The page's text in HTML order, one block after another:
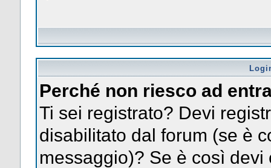
Perché non riesco ad
Ti sei registrato? Devi
disabilitato dal forum (se è
messaggio)? Se è così